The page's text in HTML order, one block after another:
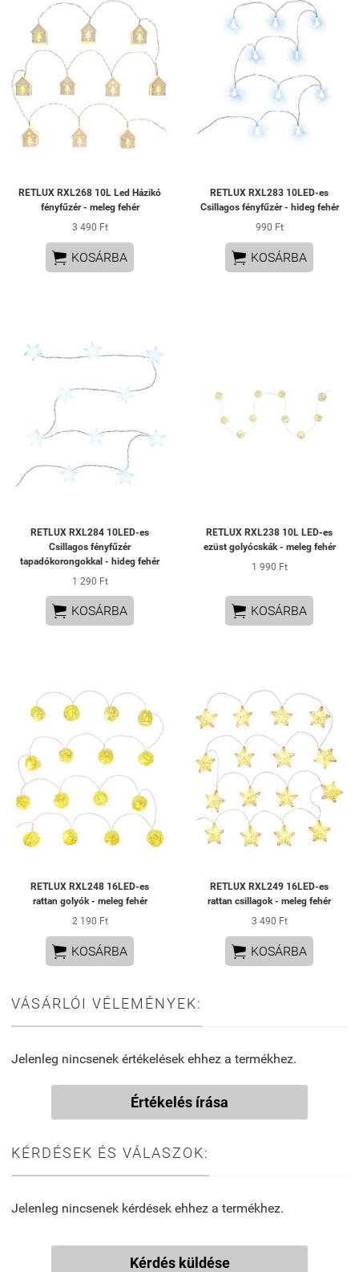
RETLUX RXL268 10L Led Házikó
fényfűzér - meleg fehér
3 490 Ft
 KOSÁRBA
RETLUX RXL283 10LED-es
Csillagos fényfűzér - hideg fehér
990 Ft
 KOSÁRBA
RETLUX RXL284 10LED-es
Csillagos fényfűzér
tapadókorongokkal - hideg fehér
1 290 Ft
 KOSÁRBA
RETLUX RXL238 10L LED-es
ezüst golyócskák - meleg fehér
1 990 Ft
 KOSÁRBA
RETLUX RXL248 16LED-es
rattan golyók - meleg fehér
2 190 Ft
 KOSÁRBA
RETLUX RXL249 16LED-es
rattan csillagok - meleg fehér
3 490 Ft
 KOSÁRBA
VÁSÁRLÓI VÉLEMÉNYEK:
Jelenleg nincsenek értékelések ehhez a termékhez.
Értékelés írása
KÉRDÉSEK ÉS VÁLASZOK:
Jelenleg nincsenek kérdések ehhez a termékhez.
Kérdés küldése